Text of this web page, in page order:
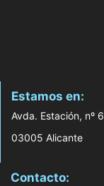
Estamos en:
Avda. Estación, nº 6
03005 Alicante
Contacto: